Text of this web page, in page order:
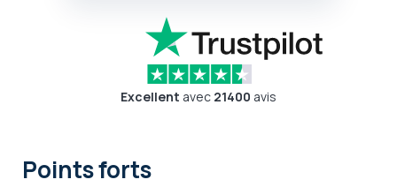
Excellent avec 21400 avis
Points forts